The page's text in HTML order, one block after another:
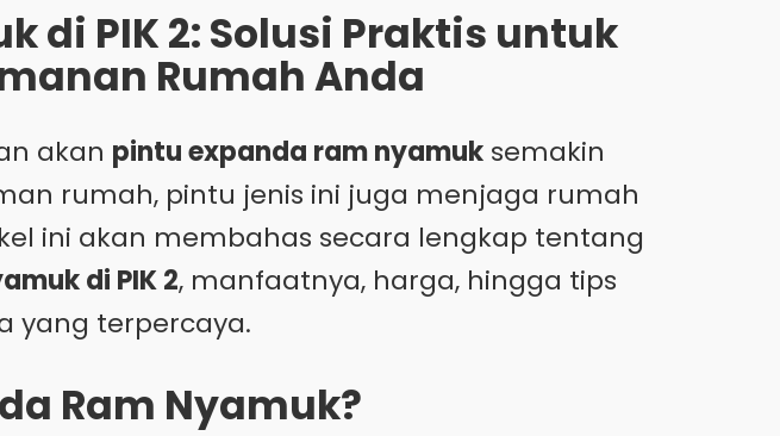
di PIK 2: Solusi Praktis untuk
Rumah Anda
akan pintu expanda ram nyamuk semakin
rumah, pintu jenis ini juga menjaga rumah
ini akan membahas secara lengkap tentang
di PIK 2, manfaatnya, harga, hingga tips
yang terpercaya.
Ram Nyamuk?